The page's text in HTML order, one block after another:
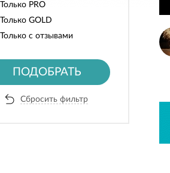
Только PRO
Только GOLD
Только с отзывами
ПОДОБРАТЬ
Сбросить фильтр